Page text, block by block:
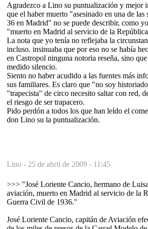
Agradezco a Lino su puntualización y mejor
que el haber muerto "asesinado en una de las
36 en Madrid" no se puede describir, como
"muerto en Madrid al servicio de la
La nota que yo tenía no reflejaba la
incluso. insinuaba que por eso no se había
en Castropol ninguna notoria reseña, sino
medido silencio.
Siento no haber acudido a las fuentes más
sus familiares. Es claro que "no soy
"trapecista" de circo necesito saltar con red,
el riesgo de ser trapacero.
Pido perdón a todos los que han leído el
don Lino su la puntualización.
Lino - 25 de abril de 2009 - 11:45
>>> "José Loriente Cancio, hermano de
aviación, muerto en Madrid al servicio de la
Guerra Civil de 1936."
José Loriente Cancio, capitán de Aviación